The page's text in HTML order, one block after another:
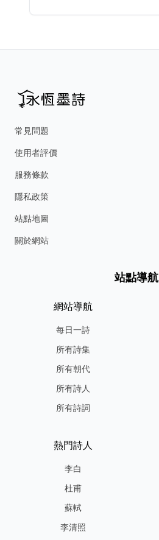
常見問題
使用者評價
服務條款
隱私政策
站點地圖
關於網站
站點導航
網站導航
每日一詩
所有詩集
所有朝代
所有詩人
所有詩詞
熱門詩人
李白
杜甫
蘇軾
李清照